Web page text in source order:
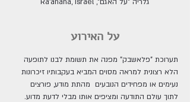
על האירוע
תערוכת "פלאשבק" מפנה את תשומת לבנו לתופעה
הלא רצונית למראה מסוים המביא בעקבותיו זיכרונות
נעימים או מפחידים הנובעים  מהתת מודע, פורצים
לתוך עולם התודעה ומציפים אותו מבלי לדעת מדוע.